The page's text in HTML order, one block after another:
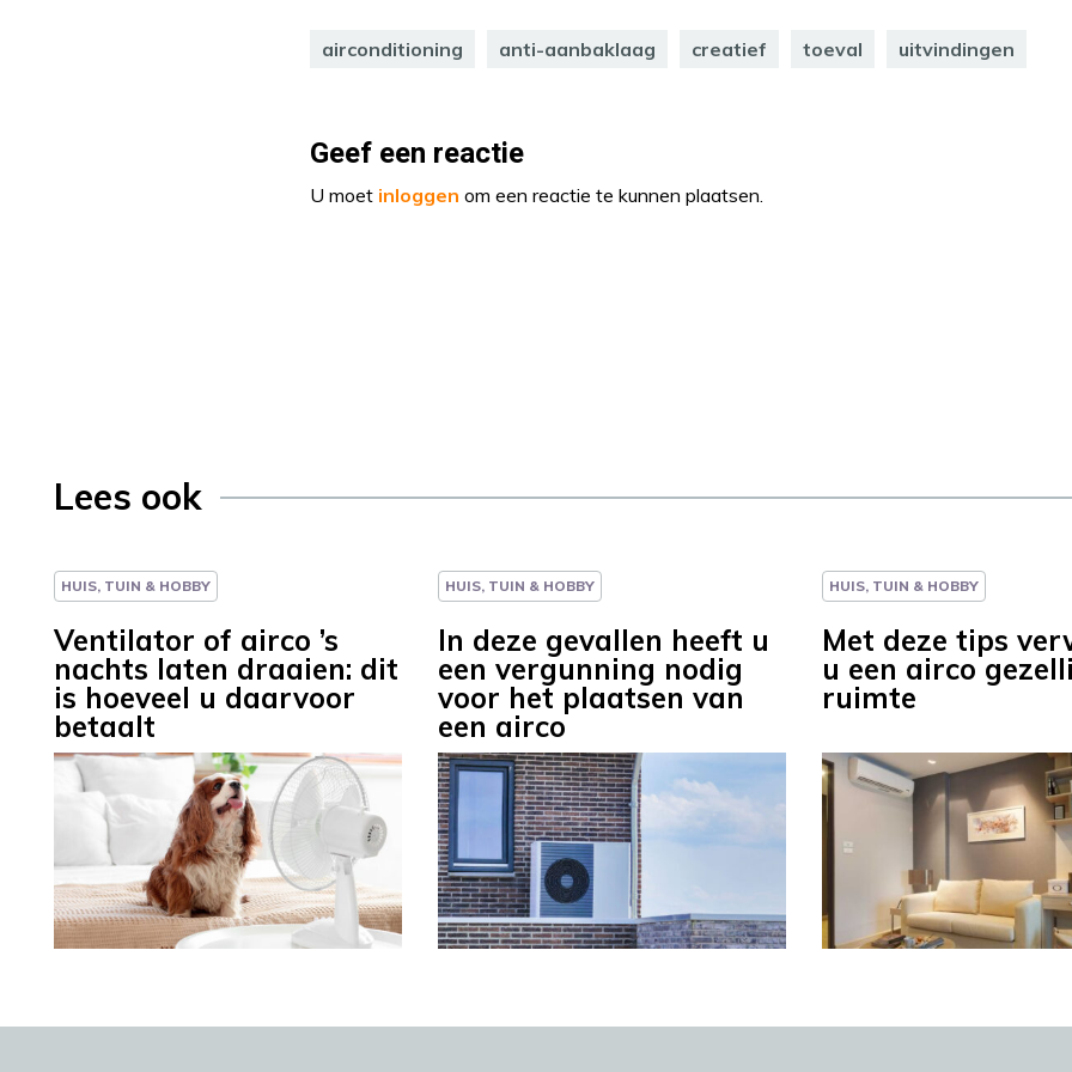
airconditioning anti-aanbaklaag creatief toeval uitvindingen
Geef een reactie
U moet inloggen om een reactie te kunnen plaatsen.
Lees ook
HUIS, TUIN & HOBBY
Ventilator of airco ’s
nachts laten draaien: dit
is hoeveel u daarvoor
betaalt
HUIS, TUIN & HOBBY
In deze gevallen heeft u
een vergunning nodig
voor het plaatsen van
een airco
HUIS, TUIN & HOBBY
Met deze tips
u een airco
ruimte